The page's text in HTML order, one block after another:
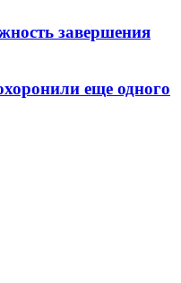
завершения
еще одного